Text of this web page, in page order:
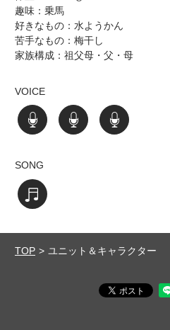
趣味：乗馬
好きなもの：水ようかん
苦手なもの：梅干し
家族構成：祖父母・父・母
VOICE
SONG
TOP ユニット＆キャラクター